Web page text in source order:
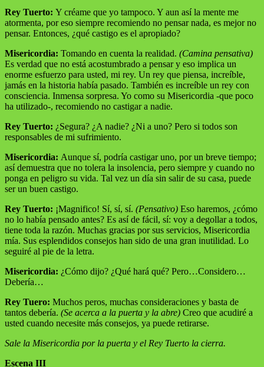
Rey Tuerto: Y créame que yo tampoco. Y aun así la mente me
atormenta, por eso siempre recomiendo no pensar nada, es mejor no
pensar. Entonces, ¿qué castigo es el apropiado?
Misericordia: Tomando en cuenta la realidad. (Camina pensativa)
Es verdad que no está acostumbrado a pensar y eso implica un
enorme esfuerzo para usted, mi rey. Un rey que piensa, increíble,
jamás en la historia había pasado. También es increíble un rey con
consciencia. Inmensa sorpresa. Yo como su Misericordia -que poco
ha utilizado-, recomiendo no castigar a nadie.
Rey Tuerto: ¿Segura? ¿A nadie? ¿Ni a uno? Pero si todos son
responsables de mi sufrimiento.
Misericordia: Aunque sí, podría castigar uno, por un breve tiempo;
así demuestra que no tolera la insolencia, pero siempre y cuando no
ponga en peligro su vida. Tal vez un día sin salir de su casa, puede
ser un buen castigo.
Rey Tuerto: ¡Magnifico! Sí, sí, sí. (Pensativo) Eso haremos, ¿cómo
no lo había pensado antes? Es así de fácil, sí: voy a degollar a todos,
tiene toda la razón. Muchas gracias por sus servicios, Misericordia
mía. Sus esplendidos consejos han sido de una gran inutilidad. Lo
seguiré al pie de la letra.
Misericordia: ¿Cómo dijo? ¿Qué hará qué? Pero…Considero…
Debería…
Rey Tuero: Muchos peros, muchas consideraciones y basta de
tantos debería. (Se acerca a la puerta y la abre) Creo que acudiré a
usted cuando necesite más consejos, ya puede retirarse.
Sale la Misericordia por la puerta y el Rey Tuerto la cierra.
Escena III